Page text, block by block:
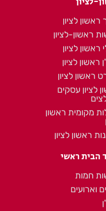
ראשון לציון
ראשון-לציון
ראשון לציון
ראשון לציון
ראשון לציון
לציון עסקים
מקומית ראשון
ראשון לציון
הבית ראשי
חמות
וארועים